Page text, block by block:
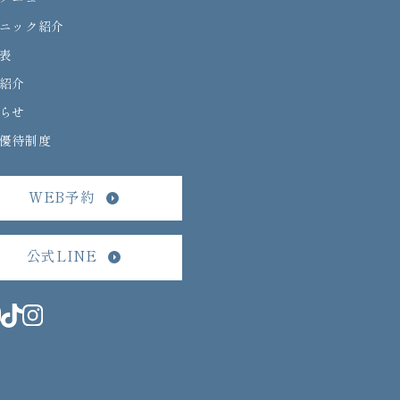
ック紹介
介
せ
待制度
WEB予約
公式LINE